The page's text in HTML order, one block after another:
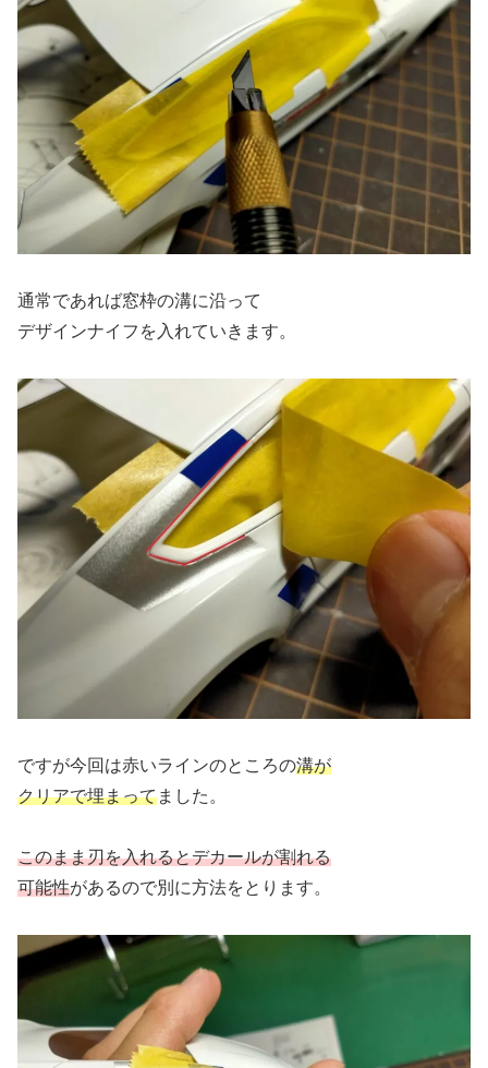
通常であれば窓枠の溝に沿って
デザインナイフを入れていきます。
ですが今回は赤いラインのところの溝が
クリアで埋まってました。
このまま刃を入れるとデカールが割れる
可能性があるので別に方法をとります。